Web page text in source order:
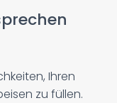
Ihren
zu füllen.